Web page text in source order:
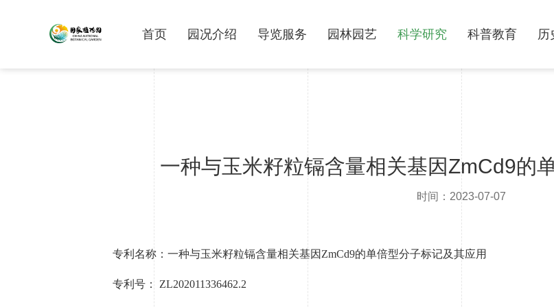
首页 园况介绍 导览服务 园林园艺 科学研究 科普教育 历
一种与玉米籽粒镉含量相关基因ZmCd9的
时间：2023-07-07
专利名称： 一种与玉米籽粒镉含量相关基因ZmCd9的单倍型分子标记及其应用
专利号： ZL202011336462.2